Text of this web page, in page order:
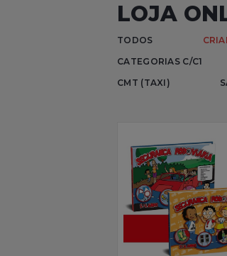
LOJA
TODOS
CATEGORIAS C/C1
CMT (TAXI)